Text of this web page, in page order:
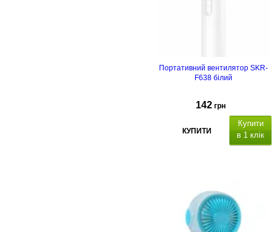
Портативний вентилятор SKR-
F638 білий
142 грн
КУПИТИ
Купити
в 1 клік